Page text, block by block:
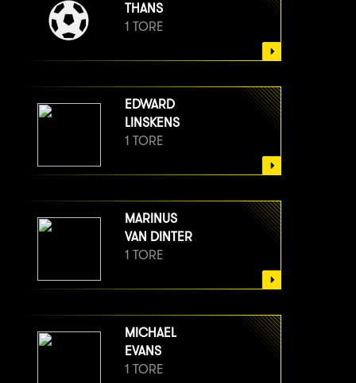
THANS
1 TORE
EDWARD
LINSKENS
1 TORE
MARINUS
VAN DINTER
1 TORE
MICHAEL
EVANS
1 TORE